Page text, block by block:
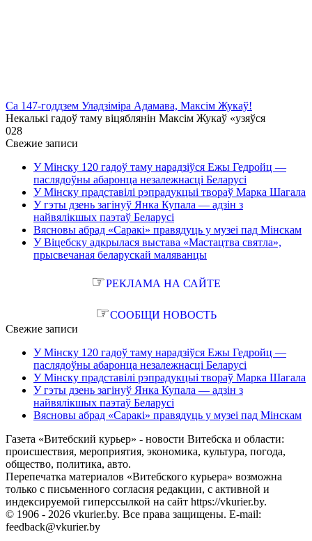
Са 147-годдзем Уладзіміра Адамава, Максім Жукаў!
Некалькі гадоў таму віцяблянін Максім Жукаў «узяўся
028
Свежие записи
У Мінску 120 гадоў таму нарадзіўся Ежы Гедройц —
паслядоўны абаронца незалежнасці Беларусі
У Мінску прадставілі рэпрадукцыі твораў Марка Шагала
У гэты дзень загінуў Янка Купала — адзін з
найвялікшых паэтаў Беларусі
Вясновы абрад «Саракі» правядуць у музеі пад Мінскам
У Віцебску адкрылася выстава «Мастацтва святла»,
прысвечаная беларускай маляванцы
☞РЕКЛАМА НА САЙТЕ
☞СООБЩИ НОВОСТЬ
Свежие записи
У Мінску 120 гадоў таму нарадзіўся Ежы Гедройц —
паслядоўны абаронца незалежнасці Беларусі
У Мінску прадставілі рэпрадукцыі твораў Марка Шагала
У гэты дзень загінуў Янка Купала — адзін з
найвялікшых паэтаў Беларусі
Вясновы абрад «Саракі» правядуць у музеі пад Мінскам
Газета «Витебский курьер» - новости Витебска и области:
происшествия, мероприятия, экономика, культура, погода,
общество, политика, авто.
Перепечатка материалов «Витебского курьера» возможна
только с письменного согласия редакции, с активной и
индексируемой гиперссылкой на сайт https://vkurier.by.
© 1906 - 2026 vkurier.by. Все права защищены. E-mail:
feedback@vkurier.by